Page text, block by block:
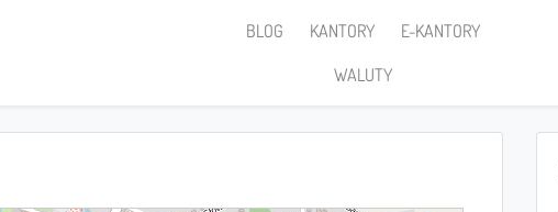
BLOG KANTORY
E-KANTORY
WALUTY